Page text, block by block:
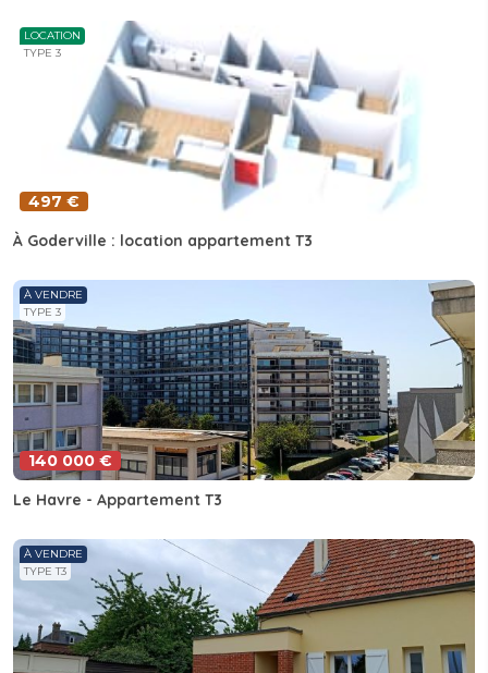
LOCATION
TYPE 3
497 €
À Goderville : location appartement T3
À VENDRE
TYPE 3
140 000 €
Le Havre - Appartement T3
À VENDRE
TYPE T3